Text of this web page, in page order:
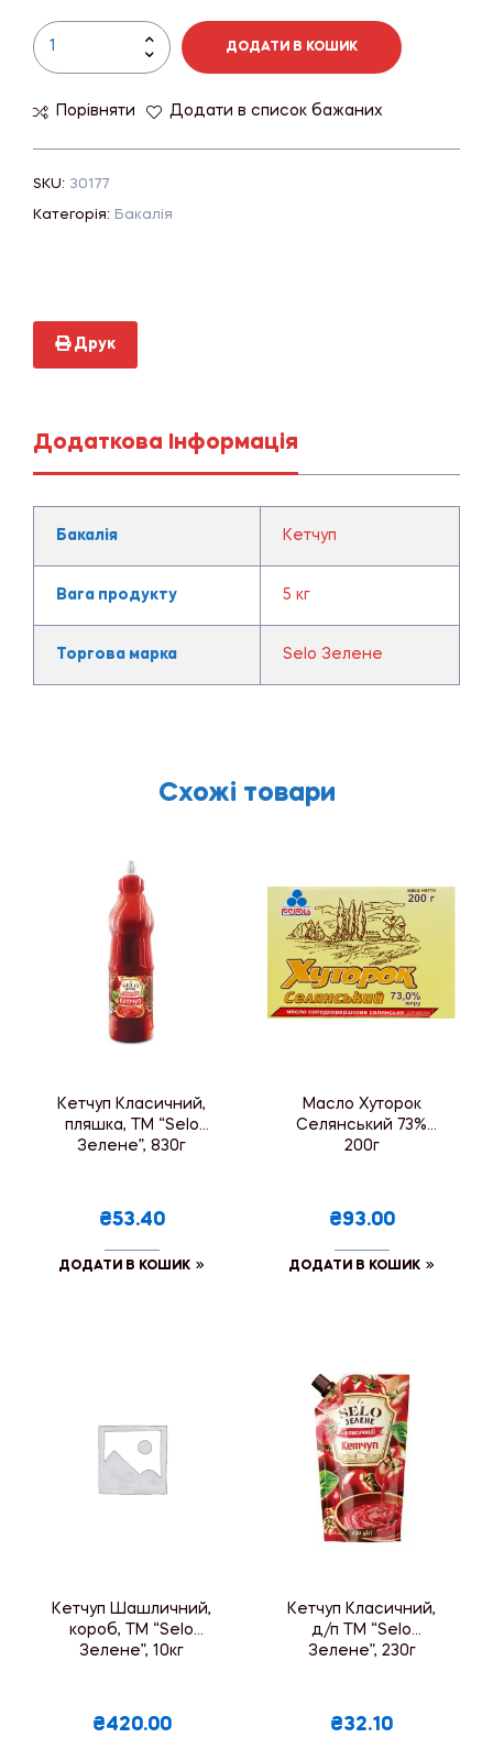
ДОДАТИ В КОШИК
Порівняти Додати в список бажаних
SKU: 30177
Категорія: Бакалія
Друк
Додаткова Інформація
Бакалія Кетчуп
Вага продукту 5 кг
Торгова марка Selo Зелене
Схожі товари
Кетчуп Класичний,
пляшка, ТМ “Selo
Зелене”, 830г
₴53.40
ДОДАТИ В КОШИК
Масло Хуторок
Селянський 73%
200г
₴93.00
ДОДАТИ В КОШИК
Кетчуп Шашличний,
короб, ТМ “Selo
Зелене”, 10кг
₴420.00
Кетчуп Класичний,
д/п ТМ “Selo
Зелене”, 230г
₴32.10